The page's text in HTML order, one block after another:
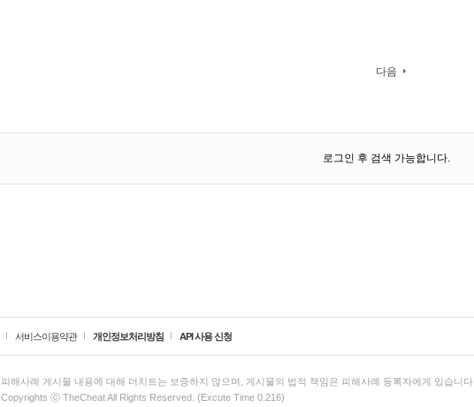
다음
로그인 후 검색 가능합니다.
서비스이용약관 개인정보처리방침 API 사용 신청
피해사례 게시물 내용에 대해 더치트는 보증하지 않으며, 게시물의 법적 책임은 피해사례 등록자에게 있습니다.
Copyrights ⓒ TheCheat All Rights Reserved. (Excute Time 0.216)